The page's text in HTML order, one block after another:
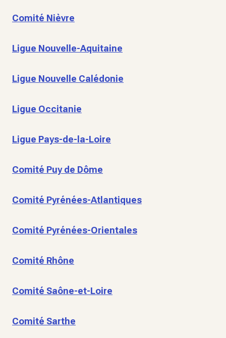
Comité Nièvre
Ligue Nouvelle-Aquitaine
Ligue Nouvelle Calédonie
Ligue Occitanie
Ligue Pays-de-la-Loire
Comité Puy de Dôme
Comité Pyrénées-Atlantiques
Comité Pyrénées-Orientales
Comité Rhône
Comité Saône-et-Loire
Comité Sarthe